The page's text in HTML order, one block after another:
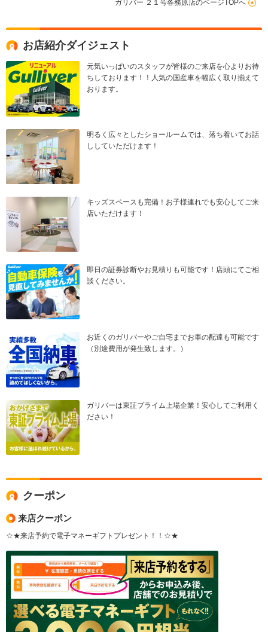
ガリバー ２１号各務原店のページTOPへ
お店紹介ダイジェスト
元気いっぱいのスタッフが皆様のご来店を心よりお待
ちしております！！人気の国産車を幅広く取り揃えて
おります。
明るく広々としたショールームでは、落ち着いてお話
ししていただけます！
キッズスペースも完備！お子様連れでも安心してご来
店いただけます！
即日の証券診断やお見積りも可能です！店頭にてご相
談ください。
お近くのガリバーやご自宅までお車の配達も可能です
（別途費用が発生致します。）
ガリバーは東証プライム上場企業！安心してご利用く
ださい！
クーポン
来店クーポン
☆★来店予約で電子マネーギフトプレゼント！！☆★